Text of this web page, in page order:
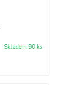
Skladem 90 ks